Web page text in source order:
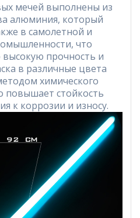
мечей выполнены из
алюминия, который
в самолетной и
что
прочность и
в различные цвета
химического
повышает стойкость
к коррозии и износу.